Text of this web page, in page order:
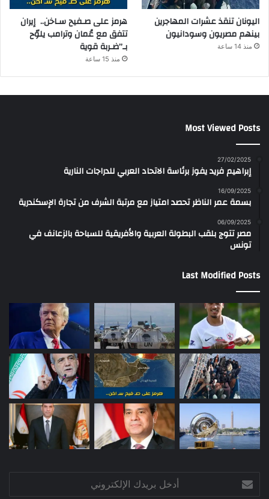
اليونان تنقذ عشرات المهاجرين
بينهم مصريون وسودانيون
منذ 14 ساعة
هرمز على صـفيح سـاخن.. إيران
تتفق مع عُمان وترامب يلوّح
بـ”ضـربة قوية
منذ 15 ساعة
Most Viewed Posts
27/02/2025
إبراهيم فريد يفوز برئاسة الاتحاد العربي للدراجات النارية
16/09/2025
بسمة عمر الناظر تحصد امتياز مع مرتبة الشرف من تجارة الإسكندرية
06/09/2025
مصر تتوج بلقب البطولة العربية والأفريقية للسباحة بالزعانف في
تونس
Last Modified Posts
بريدك